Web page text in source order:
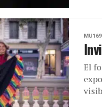
MU169
El